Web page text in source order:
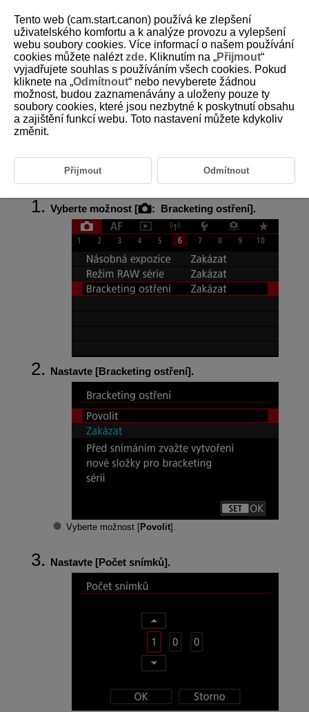
D180-083
Braketing ostření
Braketing ostření umožňuje kontinuální snímání s automatickou změnou
ohniskové vzdálenosti po každém snímku. Tyto snímky vám poté
funkci komponování hloubky. Takovou aplikací je například Digital Photo
Professional (software EOS).
Vyberte možnost [ : Bracketing ostření].
Nastavte [Bracketing ostření].
Vyberte možnost [Povolit].
Nastavte [Počet snímků].
Tento web (cam.start.canon) používá ke zlepšení
uživatelského komfortu a k analýze provozu a vylepšení
webu soubory cookies. Více informací o našem používání
cookies můžete naléztzde. Kliknutím na „Přijmout“
vyjadřujete souhlas s používáním všech cookies. Pokud
kliknete na „Odmítnout“ nebo nevyberete žádnou
možnost, budou zaznamenávány a uloženy pouze ty
soubory cookies, které jsou nezbytné k poskytnutí obsahu
a zajištění funkcí webu. Toto nastavení můžete kdykoliv
změnit.
Přijmout Odmítnout